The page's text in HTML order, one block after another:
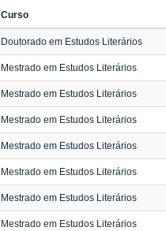
Curso
Doutorado em Estudos Literários
Mestrado em Estudos Literários
Mestrado em Estudos Literários
Mestrado em Estudos Literários
Mestrado em Estudos Literários
Mestrado em Estudos Literários
Mestrado em Estudos Literários
Mestrado em Estudos Literários